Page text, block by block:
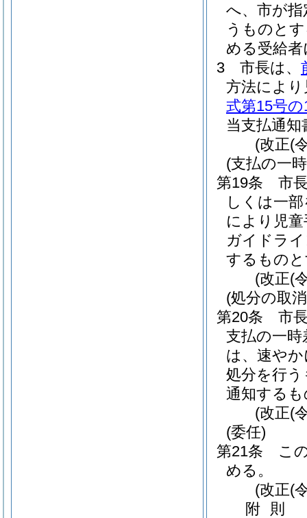
へ、市が
うものと
める受給
3
市長は、
方法によ
式第15号の
当支払通
(改正(
(支払の一
第19条
市
しくは一
により児
ガイドラ
するもの
(改正(
(処分の取
第20条
市
支払の一
は、速や
処分を行
通知する
(改正(
(委任)
第21条
こ
める。
(改正(
附 則